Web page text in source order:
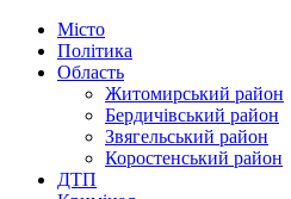
Місто
Політика
Область
Житомирський район
Бердичівський район
Звягельський район
Коростенський район
ДТП